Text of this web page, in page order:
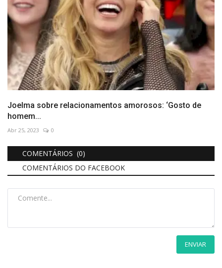
Joelma sobre relacionamentos amorosos: ‘Gosto de
homem...
Abr 25, 2023 0
COMENTÁRIOS (0)
COMENTÁRIOS DO FACEBOOK
ENVIAR